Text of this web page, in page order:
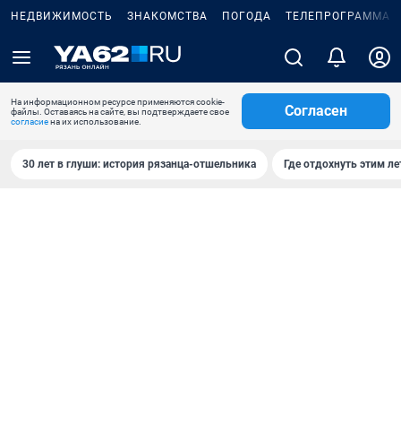
НЕДВИЖИМОСТЬ ЗНАКОМСТВА ПОГОДА ТЕЛЕПРОГРАММА
На информационном ресурсе применяются cookie-
файлы. Оставаясь на сайте, вы подтверждаете свое
согласиена их использование.
Согласен
30 лет в глуши: история рязанца-отшельника Где отдохнуть этим